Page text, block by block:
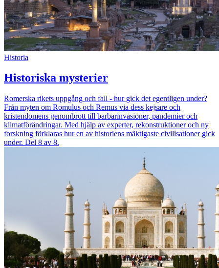
Historia
Historiska mysterier
Romerska rikets uppgång och fall - hur gick det egentligen under?
Från myten om Romulus och Remus via dess kejsare och
kristendomens genombrott till barbarinvasioner, pandemier och
klimatförändringar. Med hjälp av experter, rekonstruktioner och ny
forskning förklaras hur en av historiens mäktigaste civilisationer gick
under. Del 8 av 8.